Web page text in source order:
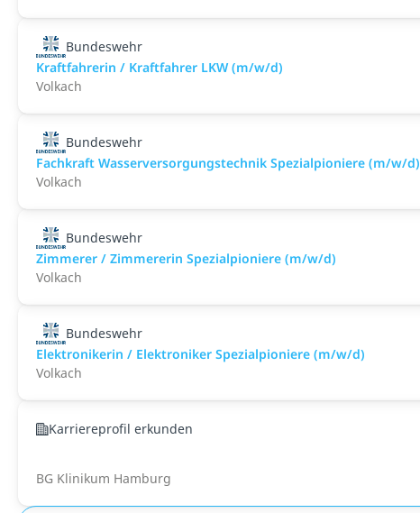
Bundeswehr
Kraftfahrerin / Kraftfahrer LKW (m/w/d)
Volkach
Bundeswehr
Fachkraft Wasserversorgungstechnik Spezialpioniere (m/w/d)
Volkach
Bundeswehr
Zimmerer / Zimmererin Spezialpioniere (m/w/d)
Volkach
Bundeswehr
Elektronikerin / Elektroniker Spezialpioniere (m/w/d)
Volkach
Karriereprofil erkunden
BG Klinikum Hamburg